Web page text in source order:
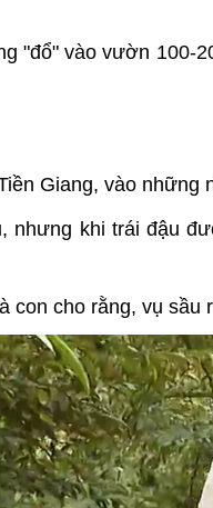
"đổ" vào vườn
Giang, vào
nhưng khi trái đậu
con cho rằng, vụ sầu